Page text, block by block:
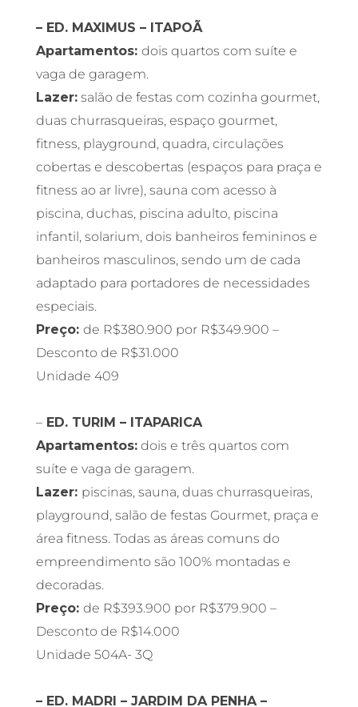
– ED. MAXIMUS – ITAPOÃ
Apartamentos: dois quartos com suíte e
vaga de garagem.
Lazer:salão de festas com cozinha gourmet,
duas churrasqueiras, espaço gourmet,
fitness, playground, quadra, circulações
cobertas e descobertas (espaços para praça e
fitness ao ar livre), sauna com acesso à
piscina, duchas, piscina adulto, piscina
infantil, solarium, dois banheiros femininos e
banheiros masculinos, sendo um de cada
adaptado para portadores de necessidades
especiais.
Preço: de R$380.900 por R$349.900 –
Desconto de R$31.000
Unidade 409
–ED. TURIM – ITAPARICA
Apartamentos:dois e três quartos com
suíte e vaga de garagem.
Lazer: piscinas, sauna, duas churrasqueiras,
playground, salão de festas Gourmet, praça e
área fitness. Todas as áreas comuns do
empreendimento são 100% montadas e
decoradas.
Preço: de R$393.900 por R$379.900 –
Desconto de R$14.000
Unidade 504A- 3Q
– ED. MADRI – JARDIM DA PENHA –